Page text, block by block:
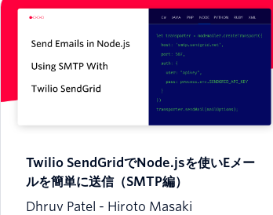
Twilio SendGridでNode.jsを使いEメー
ルを簡単に送信（SMTP編）
Dhruv Patel
Hiroto Masaki